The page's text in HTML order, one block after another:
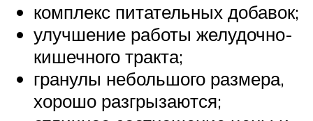
комплекс питательных добавок;
улучшение работы желудочно-
кишечного тракта;
гранулы небольшого размера,
хорошо разгрызаются;